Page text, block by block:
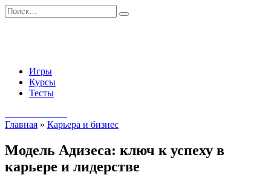
Перейти
к
Search
for:
Игры
Курсы
Тесты
Главная » Карьера и бизнес
Модель Адизеса: ключ к успеху в
карьере и лидерстве